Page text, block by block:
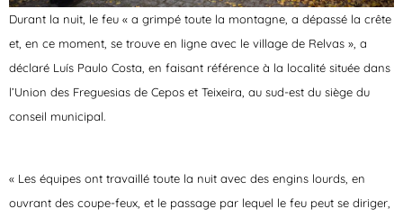
Durant la nuit, le feu « a grimpé toute la montagne, a dépassé la crête
et, en ce moment, se trouve en ligne avec le village de Relvas », a
déclaré Luís Paulo Costa, en faisant référence à la localité située dans
l’Union des Freguesias de Cepos et Teixeira, au sud-est du siège du
conseil municipal.
« Les équipes ont travaillé toute la nuit avec des engins lourds, en
ouvrant des coupe-feux, et le passage par lequel le feu peut se diriger,